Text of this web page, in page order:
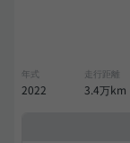
年式
2022
走行距離
3.4万km